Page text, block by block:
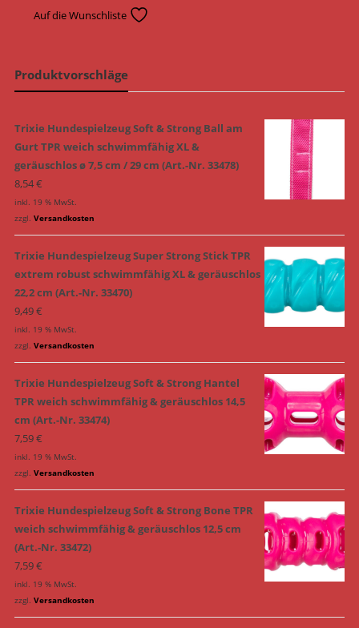
Auf die Wunschliste
Produktvorschläge
Trixie Hundespielzeug Soft & Strong Ball am
Gurt TPR weich schwimmfähig XL &
geräuschlos ø 7,5 cm / 29 cm (Art.-Nr. 33478)
8,54€
inkl. 19 % MwSt.
zzgl. Versandkosten
Trixie Hundespielzeug Super Strong Stick TPR
extrem robust schwimmfähig XL & geräuschlos
22,2 cm (Art.-Nr. 33470)
9,49€
inkl. 19 % MwSt.
zzgl. Versandkosten
Trixie Hundespielzeug Soft & Strong Hantel
TPR weich schwimmfähig & geräuschlos 14,5
cm (Art.-Nr. 33474)
7,59€
inkl. 19 % MwSt.
zzgl. Versandkosten
Trixie Hundespielzeug Soft & Strong Bone TPR
weich schwimmfähig & geräuschlos 12,5 cm
(Art.-Nr. 33472)
7,59€
inkl. 19 % MwSt.
zzgl. Versandkosten